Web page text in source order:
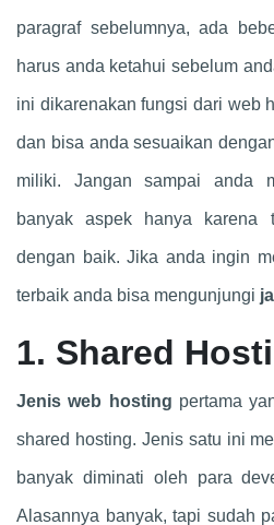
paragraf sebelumnya, ada
harus anda ketahui sebelum
ini dikarenakan fungsi dari web
dan bisa anda sesuaikan
miliki. Jangan sampai anda
banyak aspek hanya karena
dengan baik. Jika anda ingin
terbaik anda bisa mengunjungi
1. Shared
Jenis web hosting pertama
shared hosting. Jenis satu ini
banyak diminati oleh para
Alasannya banyak, tapi sudah